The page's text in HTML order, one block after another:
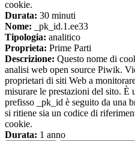
cookie.
Durata: 30 minuti
Nome: _pk_id.1.ee33
Tipologia: analitico
Proprieta: Prime Parti
Descrizione: Questo nome di
analisi web open source Piwik.
proprietari di siti Web a
misurare le prestazioni del sito.
prefisso _pk_id è seguito da una
si ritiene sia un codice di
cookie.
Durata: 1 anno